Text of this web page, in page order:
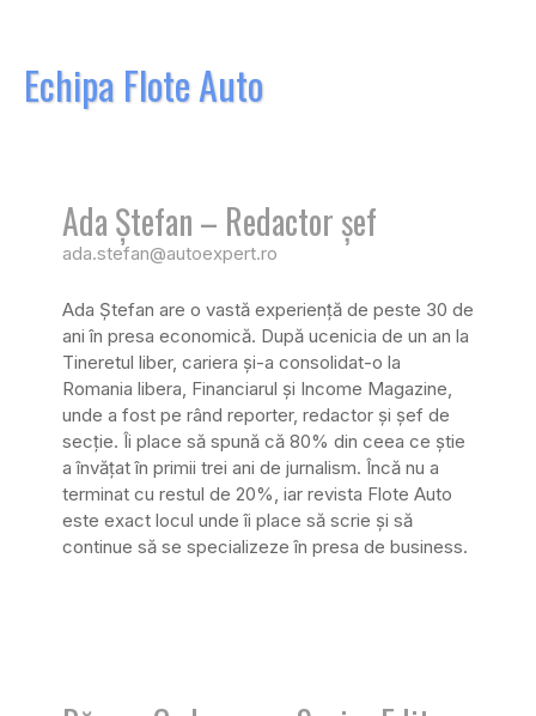
Echipa Flote Auto
Ada Ștefan – Redactor șef
ada.stefan@autoexpert.ro
Ada Ştefan are o vastă experienţă de peste 30 de
ani în presa economică. După ucenicia de un an la
Tineretul liber, cariera şi-a consolidat-o la
Romania libera, Financiarul şi Income Magazine,
unde a fost pe rând reporter, redactor şi şef de
secţie. Îi place să spună că 80% din ceea ce ştie
a învăţat în primii trei ani de jurnalism. Încă nu a
terminat cu restul de 20%, iar revista Flote Auto
este exact locul unde îi place să scrie şi să
continue să se specializeze în presa de business.